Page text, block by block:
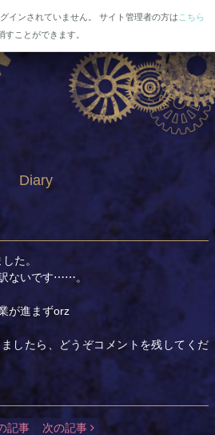
インされていません。 サイト管理者の方は こちら
ことができます。
Diary
た。
ないです⋯⋯。
が進まずorz
したら、どうぞコメントを残してくだ
記事 次の記事